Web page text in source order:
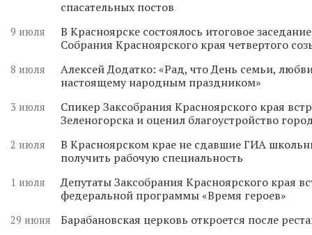
спасательных постов
9 июля
В Красноярске состоялось итоговое
Собрания Красноярского края четвертого
8 июля
Алексей Додатко: «Рад, что День семьи,
настоящему народным праздником»
3 июля
Спикер Заксобрания Красноярского края
Зеленогорска и оценил благоустройство
2 июля
В Красноярском крае не сдавшие ГИА
получить рабочую специальность
1 июля
Депутаты Заксобрания Красноярского края
федеральной программы «Время героев»
29 июня Барабановская церковь откроется после